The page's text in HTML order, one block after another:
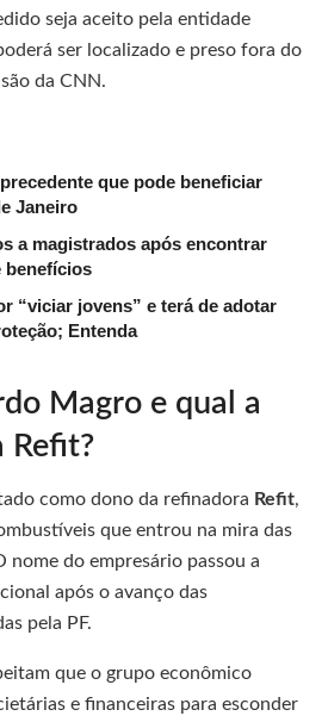
seja aceito pela entidade
ser localizado e preso fora do
da CNN.
que pode beneficiar
Janeiro
a magistrados após encontrar
benefícios
“viciar jovens” e terá de adotar
Entenda
Magro e qual a
Refit?
como dono da refinadora Refit,
que entrou na mira das
nome do empresário passou a
após o avanço das
pela PF.
que o grupo econômico
e financeiras para esconder